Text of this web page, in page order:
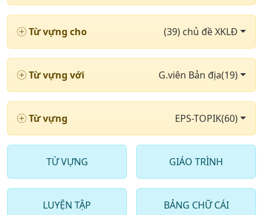
. Từ vựng tiếng hàn quốc Chủ đề ứng dụng công
nghệ trong đời sống
8. Những từ tiếng hàn quốc nói về Chủ đề đồ uống
hàng ngày
9. Tên một số loài động vật trong tiêng hàn nói chung
10. Từ vựng tiếng hàn về tên của một số loài động vật
lớn
. Tên của Những loại động vật nhỏ trong tiếng hàn
. Từ vựng tiếng hàn quốc Chủ đề các loài đồ vật, vật
Từ vựng cho (39) chủ đề XKLĐ
Từ vựng với G.viên Bản địa(19)
Từ vựng EPS-TOPIK(60)
TỪ VỰNG GIÁO TRÌNH
LUYỆN TẬP BẢNG CHỮ CÁI